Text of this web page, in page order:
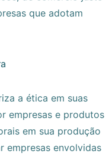
que adotam
a ética em suas
empresas e produtos
em sua produção
empresas envolvidas